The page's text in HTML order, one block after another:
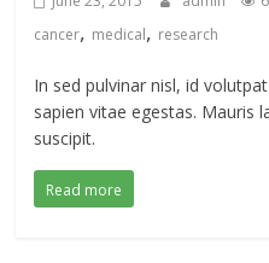
cancer, medical, research
In sed pulvinar nisl, id
sapien vitae egestas. Mauris
suscipit.
Read more